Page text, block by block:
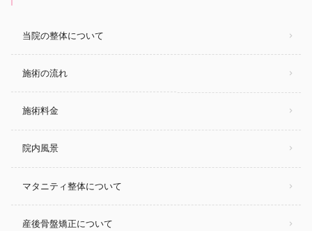
当院の整体について
施術の流れ
施術料金
院内風景
マタニティ整体について
産後骨盤矯正について